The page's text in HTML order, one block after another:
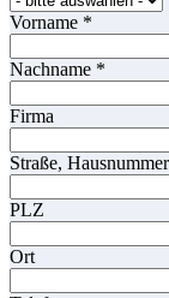
Vorname *
Nachname *
Firma
Straße, Hausnummer
PLZ
Ort